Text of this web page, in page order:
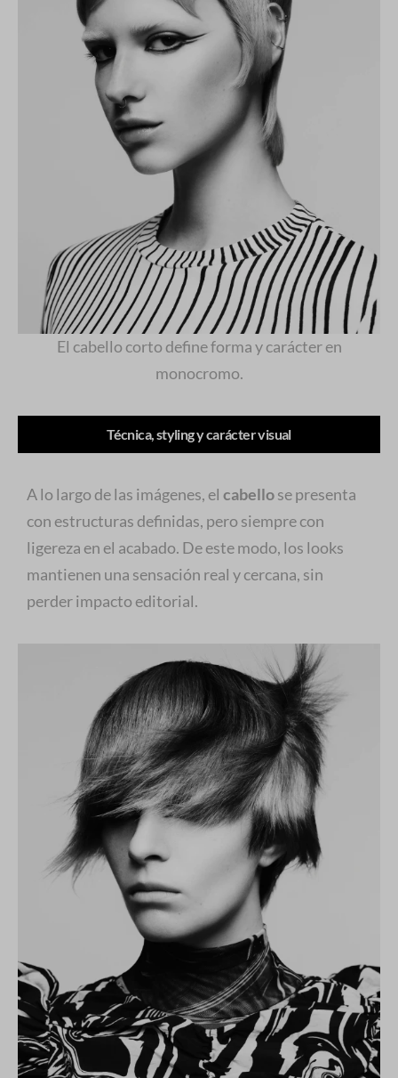
El cabello corto define forma y carácter en
monocromo.
Técnica, styling y carácter visual
A lo largo de las imágenes, elcabellose presenta
con estructuras definidas, pero siempre con
ligereza en el acabado. De este modo, los looks
mantienen una sensación real y cercana, sin
perder impacto editorial.